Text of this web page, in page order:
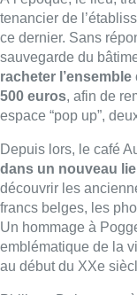
emblématique de la
au début du XXe
Philippe Debroe
commune de
café, aujourd’hui
Corner
, une
centre de tri postal sur
■ Reportage d’
Corinne De
Lire aussi :
À